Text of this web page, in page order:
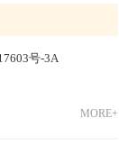
号-3A
MORE+